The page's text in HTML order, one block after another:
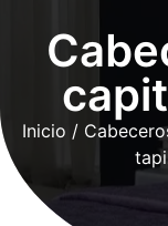
Inicio /